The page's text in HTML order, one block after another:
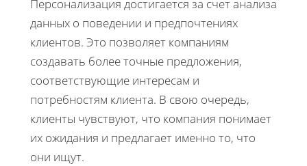
Персонализация достигается за счет анализа
данных о поведении и предпочтениях
клиентов. Это позволяет компаниям
создавать более точные предложения,
соответствующие интересам и
потребностям клиента. В свою очередь,
клиенты чувствуют, что компания понимает
их ожидания и предлагает именно то, что
они ищут.